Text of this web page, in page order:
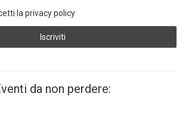
la privacy policy
da non perdere: